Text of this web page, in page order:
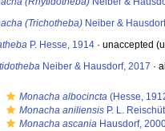
(Trichotheba) Neiber &
P. Hesse, 1914 ·unaccepted
Neiber & Hausdorf, 2017 ·
Monacha albocincta (Hesse,
Monacha aniliensis P. L.
Monacha ascania Hausdorf,